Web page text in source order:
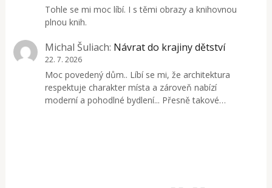
Tohle se mi moc líbí. I s těmi obrazy a knihovnou
plnou knih.
Michal Šuliach: Návrat do krajiny dětství
22. 7. 2026
Moc povedený dům.. Líbí se mi, že architektura
respektuje charakter místa a zároveň nabízí
moderní a pohodlné bydlení... Přesně takové…